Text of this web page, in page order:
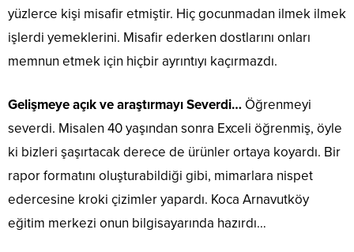
yüzlerce kişi misafir etmiştir. Hiç gocunmadan ilmek ilmek
işlerdi yemeklerini. Misafir ederken dostlarını onları
memnun etmek için hiçbir ayrıntıyı kaçırmazdı.
Gelişmeye açık ve araştırmayı Severdi… Öğrenmeyi
severdi. Misalen 40 yaşından sonra Exceli öğrenmiş, öyle
ki bizleri şaşırtacak derece de ürünler ortaya koyardı. Bir
rapor formatını oluşturabildiği gibi, mimarlara nispet
edercesine kroki çizimler yapardı. Koca Arnavutköy
eğitim merkezi onun bilgisayarında hazırdı…